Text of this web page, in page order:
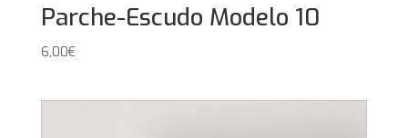
Parche-Escudo Modelo 10
6,00€